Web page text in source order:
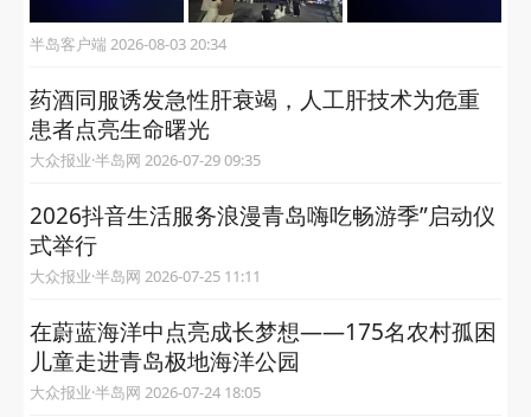
半岛客户端 2026-08-03 20:34
药酒同服诱发急性肝衰竭，人工肝技术为危重
患者点亮生命曙光
大众报业·半岛网 2026-07-29 09:35
2026抖音生活服务浪漫青岛嗨吃畅游季”启动仪
式举行
大众报业·半岛网 2026-07-25 11:11
在蔚蓝海洋中点亮成长梦想——175名农村孤困
儿童走进青岛极地海洋公园
大众报业·半岛网 2026-07-24 18:05